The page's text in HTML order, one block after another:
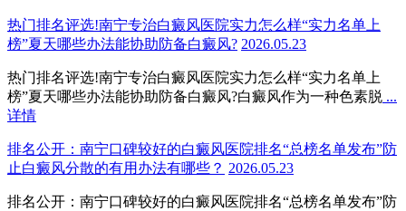
热门排名评选!南宁专治白癜风医院实力怎么样“实力名单上
榜”夏天哪些办法能协助防备白癜风? 2026.05.23
热门排名评选!南宁专治白癜风医院实力怎么样“实力名单上
榜”夏天哪些办法能协助防备白癜风?白癜风作为一种色素脱 ...
详情
排名公开：南宁口碑较好的白癜风医院排名“总榜名单发布”防
止白癜风分散的有用办法有哪些？ 2026.05.23
排名公开：南宁口碑较好的白癜风医院排名“总榜名单发布”防